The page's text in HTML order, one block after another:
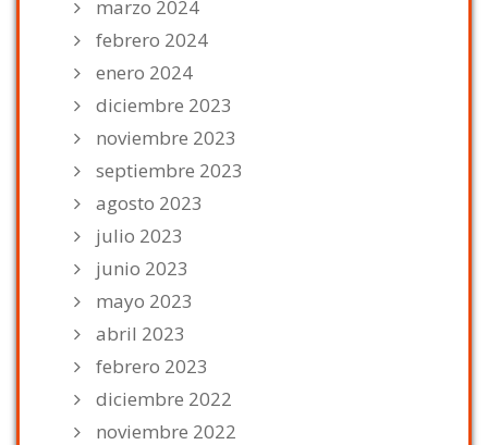
marzo 2024
febrero 2024
enero 2024
diciembre 2023
noviembre 2023
septiembre 2023
agosto 2023
julio 2023
junio 2023
mayo 2023
abril 2023
febrero 2023
diciembre 2022
noviembre 2022